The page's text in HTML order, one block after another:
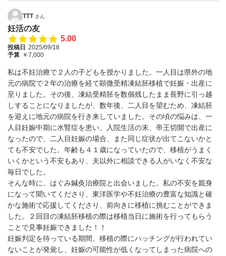
TTT さん
妊活の友
5.00
投稿日 2025/09/18
予算 ￥7,000
私は不妊治療で２人の子どもを授かりました。一人目は県外の地
元の病院で２年の治療を経て顕微受精凍結胚移植で妊娠・出産に
至りました。その後、凍結受精胚を数個残したまま長野に引っ越
しすることになりましたが、数年後、二人目を望むため、凍結胚
を迎えに地元の病院を行き来していました。その頃の悩みは、一
人目妊娠中期に水腎症を患い、入院生活の末、帝王切開で出産に
なったので、二人目妊娠の場合、また同じ症状が出てこないかと
ても不安でした。年齢も４１歳になっていたので、移植がうまく
いくかという不安もあり、夫以外に相談できる人がいなく不安な
毎日でした。
そんな時に、はぐみ鍼灸治療院と出会いました。私の不安を親身
になって聞いてくださり、東洋医学や不妊治療の豊富な知識と確
かな施術で応援してくださり、前向きに移植に挑むことができま
した。２回目の凍結胚移植の際は移植当日に施術を行ってもらう
ことで見事妊娠できました！！
妊娠判定を待っている期間、移植の際にハッチングが行われてい
ないことが発覚し、妊娠の可能性が低くなってしまった病院への